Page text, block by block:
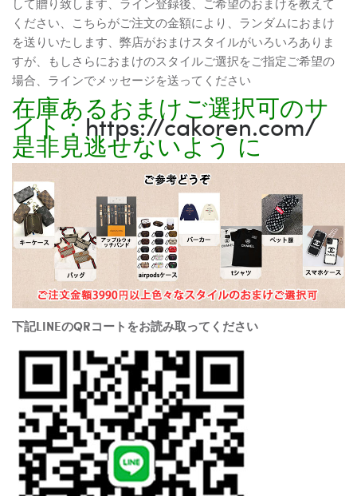
ください、こちらがご注文の金額により、ランダムにおまけ
を送りいたします、弊店がおまけスタイルがいろいろありま
すが、もしさらにおまけのスタイルご選択をご指定ご希望の
場合、ラインでメッセージを送ってください
在庫あるおまけご選択可のサ
イト：https://cakoren.com/
是非見逃せないよう に
下記LINEのQRコートをお読み取ってください